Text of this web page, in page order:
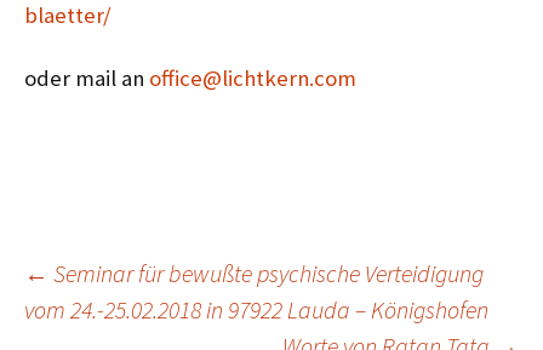
blaetter/
oder mail an office@lichtkern.com
Beitragsnavigation
← Seminar für bewußte psychische Verteidigung
vom 24.-25.02.2018 in 97922 Lauda – Königshofen